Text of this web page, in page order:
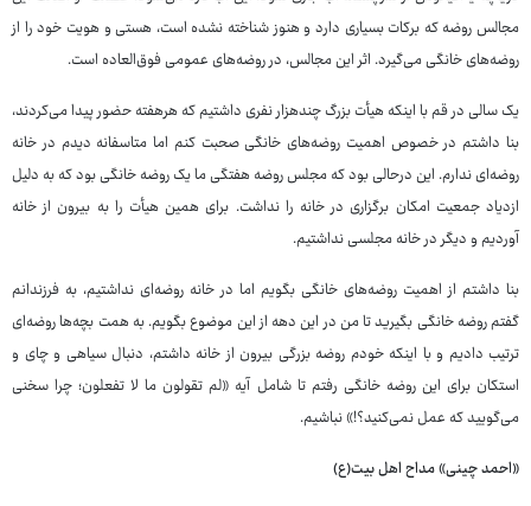
مجالس روضه که برکات بسیاری دارد و هنوز شناخته نشده است، هستی و هویت خود را از
روضه‌های خانگی می‌گیرد. اثر این مجالس، در روضه‌های عمومی فوق‌العاده است.
یک سالی در قم با اینکه هیأت بزرگ چندهزار نفری داشتیم که هرهفته حضور پیدا می‌کردند،
بنا داشتم در خصوص اهمیت روضه‌های خانگی صحبت کنم اما متاسفانه دیدم در خانه
روضه‌ای ندارم. این درحالی بود که مجلس روضه هفتگی ما یک روضه خانگی بود که به دلیل
ازدیاد جمعیت امکان برگزاری در خانه را نداشت. برای همین هیأت را به بیرون از خانه
آوردیم و دیگر در خانه مجلسی نداشتیم.
بنا داشتم از اهمیت روضه‌های خانگی بگویم اما در خانه روضه‌ای نداشتیم، به فرزندانم
گفتم روضه خانگی بگیرید تا من در این دهه از این موضوع بگویم. به همت بچه‌ها روضه‌ای
ترتیب دادیم و با اینکه خودم روضه بزرگی بیرون از خانه داشتم، دنبال سیاهی و چای و
استکان برای این روضه خانگی رفتم تا شامل آیه «لم تقولون ما لا تفعلون؛ چرا سخنی
می‌‏گویید که عمل نمی‏‌کنید؟!» نباشیم.
«احمد چینی» مداح اهل بیت(ع)